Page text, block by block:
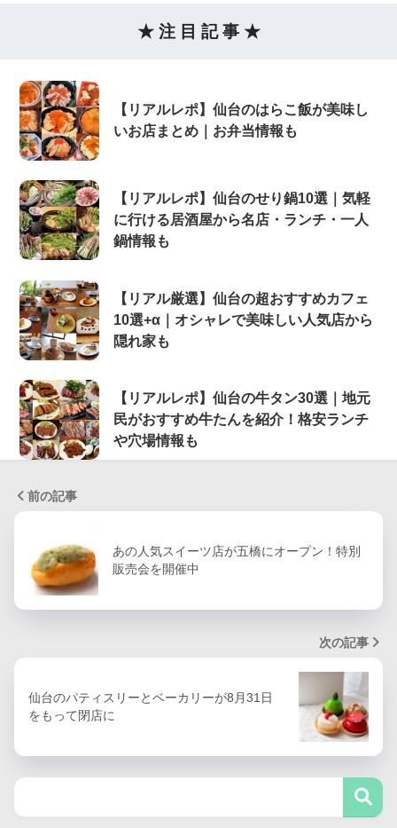
★ 注 目 記 事 ★
【リアルレポ】仙台のはらこ飯が美味し
いお店まとめ｜お弁当情報も
【リアルレポ】仙台のせり鍋10選｜気軽
に行ける居酒屋から名店・ランチ・一人
鍋情報も
【リアル厳選】仙台の超おすすめカフェ
10選+α｜オシャレで美味しい人気店から
隠れ家も
【リアルレポ】仙台の牛タン30選｜地元
民がおすすめ牛たんを紹介！格安ランチ
や穴場情報も
前の記事
あの人気スイーツ店が五橋にオープン！特別
販売会を開催中
次の記事
仙台のパティスリーとベーカリーが8月31日
をもって閉店に